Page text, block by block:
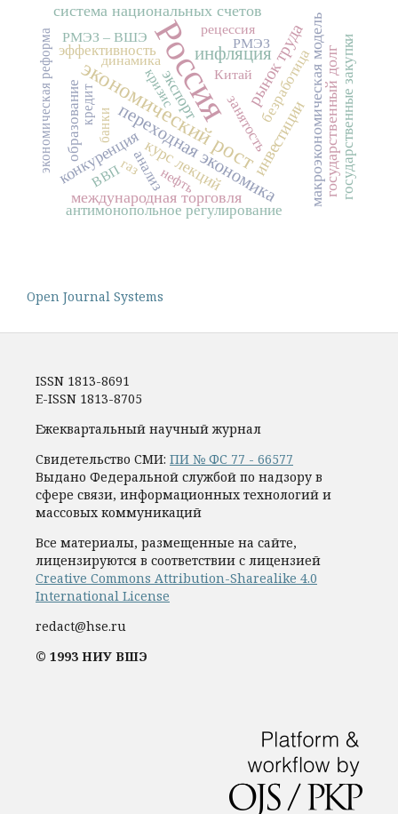
Россия
экономический рост
переходная экономика
инфляциярынок труда
инвестициимакроэкономическая модель
система национальных счетов
государственный долг
курс лекций
конкуренция
экспорт
международная торговля
эффективность
образование
антимонопольное регулирование
занятостьбезработица
анализ государственные закупки
Китай
газ
экономическая реформа кризис
нефть
банки
РМЭЗ
ВВП
рецессия
динамика
кредит
РМЭЗ – ВШЭ
Open Journal Systems
ISSN 1813-8691
E-ISSN 1813-8705
Ежеквартальный научный журнал
Свидетельство СМИ: ПИ № ФС 77 - 66577
Выдано Федеральной службой по надзору в
сфере связи, информационных технологий и
массовых коммуникаций
Все материалы, размещенные на сайте,
лицензируются в соответствии с лицензией
Creative Commons Attribution-Sharealike 4.0
International License
redact@hse.ru
© 1993 НИУ ВШЭ